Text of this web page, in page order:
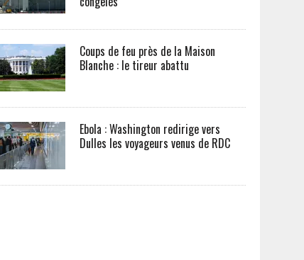
Coups de feu près de la Maison
Blanche : le tireur abattu
Ebola : Washington redirige vers
Dulles les voyageurs venus de RDC